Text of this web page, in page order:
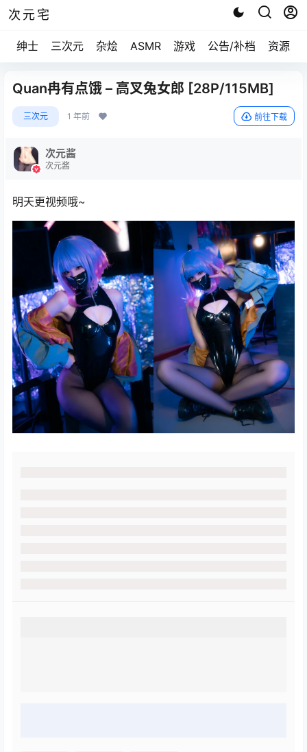
次元宅
绅士 三次元 杂烩 ASMR 游戏 公告/补档 资源求
Quan冉有点饿 – 高叉兔女郎 [28P/115MB]
三次元 1 年前 前往下载
次元酱
次元酱
明天更视频哦~